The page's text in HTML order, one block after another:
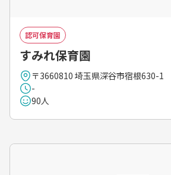
認可保育園
すみれ保育園
〒3660810 埼玉県深谷市宿根630-1
-
90人